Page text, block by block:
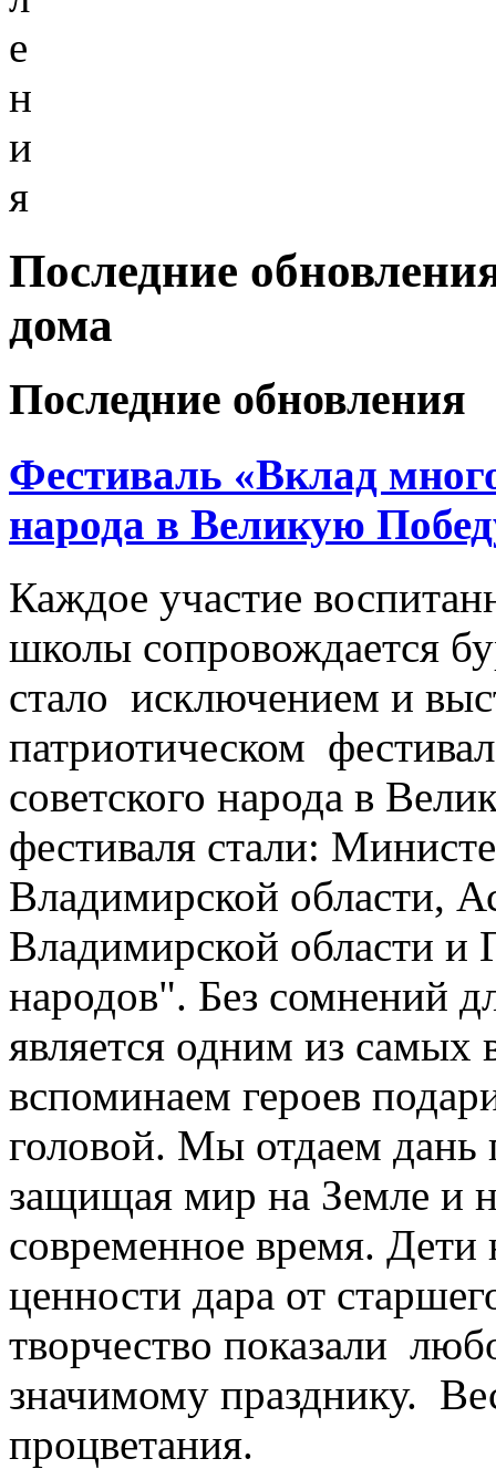
е
н
и
я
Последние
дома
Последние обновления
Фестиваль «Вклад
народа в Великую
Каждое участие
школы сопровождается
стало исключением и
патриотическом
советского народа в
фестиваля стали:
Владимирской области,
Владимирской области
народов". Без сомнений
является одним из
вспоминаем героев
головой. Мы отдаем дань
защищая мир на Земле и
современное время.
ценности дара от
творчество показали
значимому празднику.
процветания.